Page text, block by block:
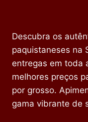
Descubra os
paquistaneses na
entregas em toda
melhores preços
por grosso.
gama vibrante de